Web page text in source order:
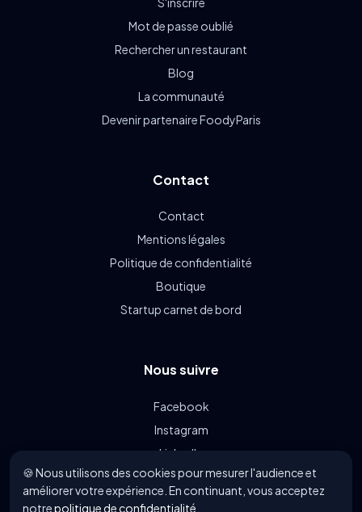
Mot de passe oublié
Rechercher un restaurant
Blog
La communauté
Devenir partenaire FoodyParis
Contact
Contact
Mentions légales
Politique de confidentialité
Boutique
Startup carnet de bord
Nous suivre
Facebook
Instagram
LinkedIn
Linkin.bio
🍪 Nous utilisons des cookies pour mesurer l'audience et
améliorer votre expérience. En continuant, vous acceptez
notrepolitique de confidentialité